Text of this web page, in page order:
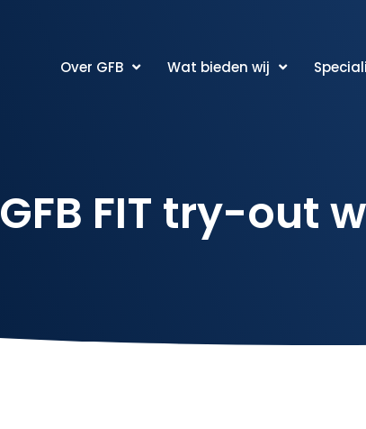
Over GFB Wat bieden wij
GFB FIT try-out